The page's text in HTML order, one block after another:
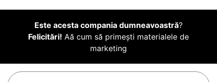
Este acesta compania dumneavoastră?
Felicitări! Aă cum să primești materialele de
marketing